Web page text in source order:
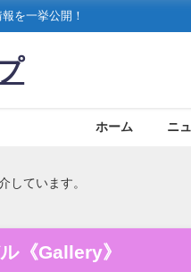
を一挙公開！
ホーム ニ
しています。
《Gallery》